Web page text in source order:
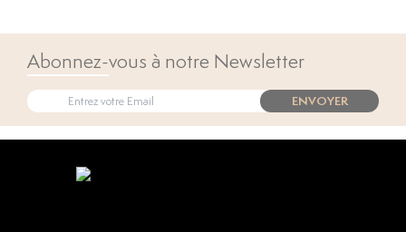
Abonnez-vous à notre Newsletter
ENVOYER